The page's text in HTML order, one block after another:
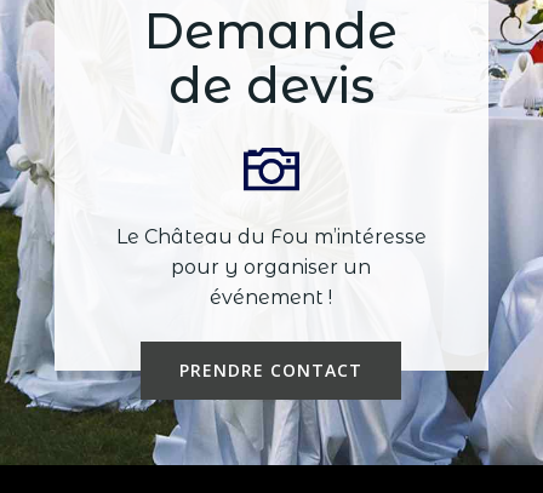
Demande
de devis
Le Château du Fou m’intéresse
pour y organiser un
événement !
PRENDRE CONTACT